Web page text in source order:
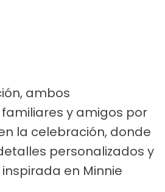
ambos
y amigos por
la celebración, donde
personalizados y
en Minnie